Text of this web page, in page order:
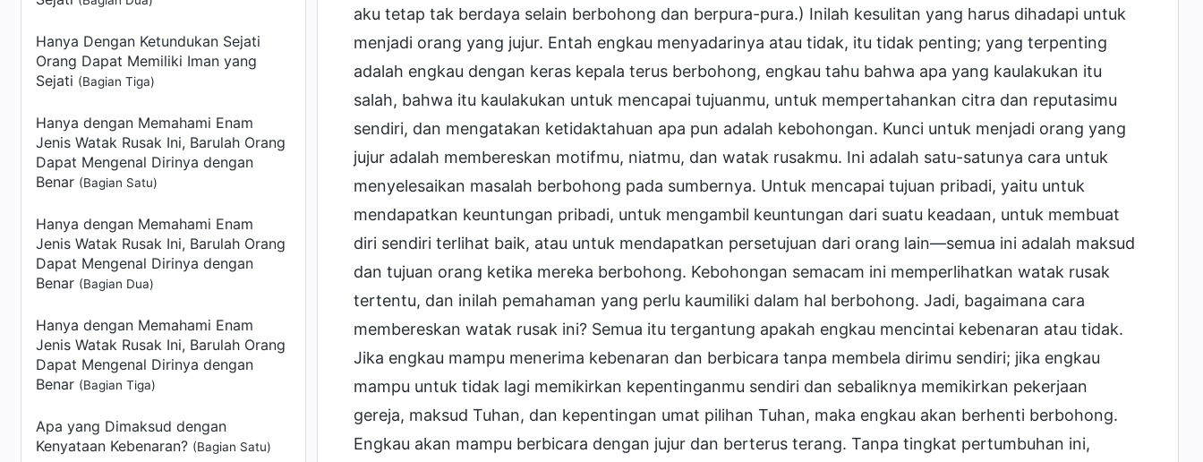
Hanya Dengan Ketundukan Sejati
Orang Dapat Memiliki Iman yang
Sejati (Bagian Tiga)
Hanya dengan Memahami Enam
Jenis Watak Rusak Ini, Barulah Orang
Dapat Mengenal Dirinya dengan
Benar (Bagian Satu)
Hanya dengan Memahami Enam
Jenis Watak Rusak Ini, Barulah Orang
Dapat Mengenal Dirinya dengan
Benar (Bagian Dua)
Hanya dengan Memahami Enam
Jenis Watak Rusak Ini, Barulah Orang
Dapat Mengenal Dirinya dengan
Benar (Bagian Tiga)
Apa yang Dimaksud dengan
Kenyataan Kebenaran? (Bagian Satu)
aku tetap tak berdaya selain berbohong dan berpura-pura.) Inilah kesulitan yang harus dihadapi untuk
menjadi orang yang jujur. Entah engkau menyadarinya atau tidak, itu tidak penting; yang terpenting
adalah engkau dengan keras kepala terus berbohong, engkau tahu bahwa apa yang kaulakukan itu
salah, bahwa itu kaulakukan untuk mencapai tujuanmu, untuk mempertahankan citra dan reputasimu
sendiri, dan mengatakan ketidaktahuan apa pun adalah kebohongan. Kunci untuk menjadi orang yang
jujur adalah membereskan motifmu, niatmu, dan watak rusakmu. Ini adalah satu-satunya cara untuk
menyelesaikan masalah berbohong pada sumbernya. Untuk mencapai tujuan pribadi, yaitu untuk
mendapatkan keuntungan pribadi, untuk mengambil keuntungan dari suatu keadaan, untuk membuat
diri sendiri terlihat baik, atau untuk mendapatkan persetujuan dari orang lain—semua ini adalah maksud
dan tujuan orang ketika mereka berbohong. Kebohongan semacam ini memperlihatkan watak rusak
tertentu, dan inilah pemahaman yang perlu kaumiliki dalam hal berbohong. Jadi, bagaimana cara
membereskan watak rusak ini? Semua itu tergantung apakah engkau mencintai kebenaran atau tidak.
Jika engkau mampu menerima kebenaran dan berbicara tanpa membela dirimu sendiri; jika engkau
mampu untuk tidak lagi memikirkan kepentinganmu sendiri dan sebaliknya memikirkan pekerjaan
gereja, maksud Tuhan, dan kepentingan umat pilihan Tuhan, maka engkau akan berhenti berbohong.
Engkau akan mampu berbicara dengan jujur dan berterus terang. Tanpa tingkat pertumbuhan ini,